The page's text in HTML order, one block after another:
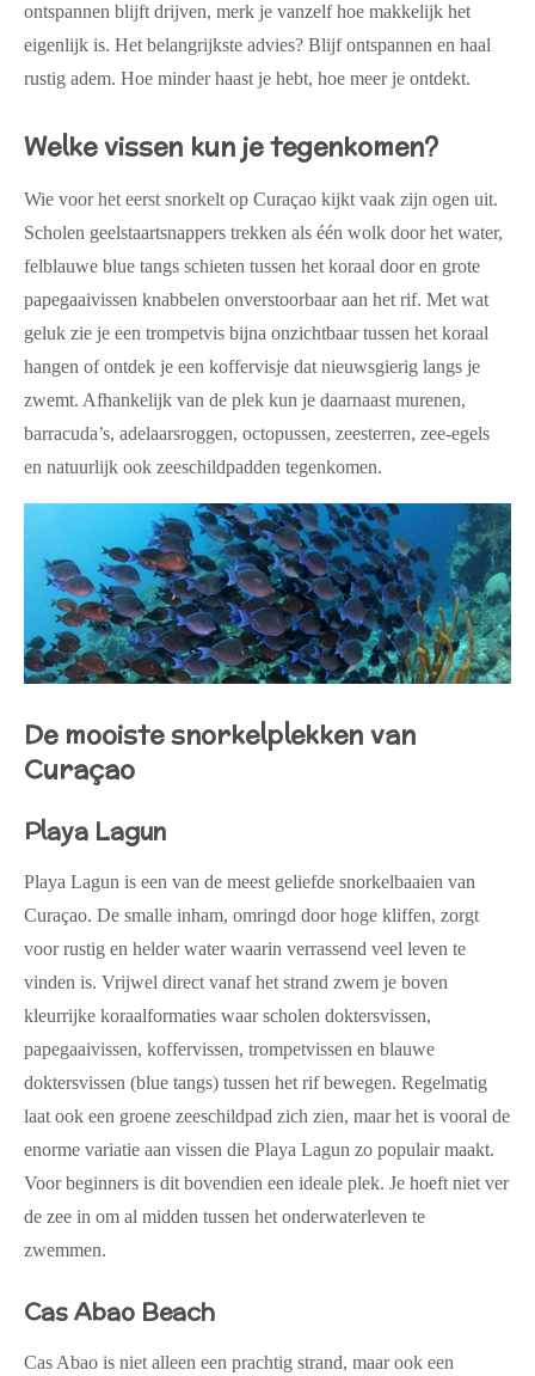
ontspannen blijft drijven, merk je vanzelf hoe makkelijk het
eigenlijk is. Het belangrijkste advies? Blijf ontspannen en haal
rustig adem. Hoe minder haast je hebt, hoe meer je ontdekt.
Welke vissen kun je tegenkomen?
Wie voor het eerst snorkelt op Curaçao kijkt vaak zijn ogen uit.
Scholen geelstaartsnappers trekken als één wolk door het water,
felblauwe blue tangs schieten tussen het koraal door en grote
papegaaivissen knabbelen onverstoorbaar aan het rif. Met wat
geluk zie je een trompetvis bijna onzichtbaar tussen het koraal
hangen of ontdek je een koffervisje dat nieuwsgierig langs je
zwemt. Afhankelijk van de plek kun je daarnaast murenen,
barracuda’s, adelaarsroggen, octopussen, zeesterren, zee-egels
en natuurlijk ook zeeschildpadden tegenkomen.
De mooiste snorkelplekken van
Curaçao
Playa Lagun
Playa Lagun is een van de meest geliefde snorkelbaaien van
Curaçao. De smalle inham, omringd door hoge kliffen, zorgt
voor rustig en helder water waarin verrassend veel leven te
vinden is. Vrijwel direct vanaf het strand zwem je boven
kleurrijke koraalformaties waar scholen doktersvissen,
papegaaivissen, koffervissen, trompetvissen en blauwe
doktersvissen (blue tangs) tussen het rif bewegen. Regelmatig
laat ook een groene zeeschildpad zich zien, maar het is vooral de
enorme variatie aan vissen die Playa Lagun zo populair maakt.
Voor beginners is dit bovendien een ideale plek. Je hoeft niet ver
de zee in om al midden tussen het onderwaterleven te
zwemmen.
Cas Abao Beach
Cas Abao is niet alleen een prachtig strand, maar ook een